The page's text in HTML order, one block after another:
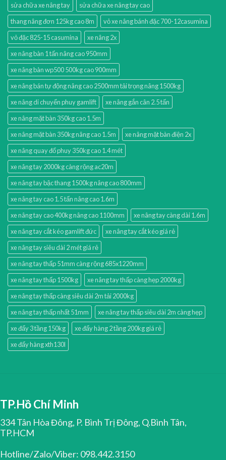
sửa chữa xe nâng tay
sửa chữa xe nâng tay cao
thang nâng đơn 125kg cao 8m
vỏ xe nâng bánh đặc 700-12casumina
vỏ đặc 825-15 casumina
xe nâng 2x
xe nâng bàn 1 tấn nâng cao 950mm
xe nâng bàn wp500 500kg cao 900mm
xe nâng bán tự động nâng cao 2500mm tải trọng nâng 1500kg
xe nâng di chuyển phuy gamlift
xe nâng gắn cân 2.5 tấn
xe nâng mặt bàn 350kg cao 1.5m
xe nâng mặt bàn 350kg nâng cao 1.5m
xe nâng mặt bàn điện 2x
xe nâng quay đổ phuy 350kg cao 1.4 mét
xe nâng tay 2000kg càng rộng ac20m
xe nâng tay bậc thang 1500kg nâng cao 800mm
xe nâng tay cao 1.5 tấn nâng cao 1.6m
xe nâng tay cao 400kg nâng cao 1100mm
xe nâng tay càng dài 1.6m
xe nâng tay cắt kéo gamlift đức
xe nâng tay cắt kéo giá rẻ
xe nâng tay siêu dài 2 mét giá rẻ
xe nâng tay thấp 51mm càng rộng 685x1220mm
xe nâng tay thấp 1500kg
xe nâng tay thấp càng hẹp 2000kg
xe nâng tay thấp càng siêu dài 2m tải 2000kg
xe nâng tay thấp nhất 51mm
xe nâng tay thấp siêu dài 2m càng hẹp
xe đẩy 3 tầng 150kg
xe đẩy hàng 2 tầng 200kg giá rẻ
xe đẩy hàng xth130l
TP.Hồ Chí Minh
334 Tân Hòa Đông, P. Bình Trị Đông, Q.Bình Tân,
TP.HCM
Hotline/Zalo/Viber: 098.442.3150